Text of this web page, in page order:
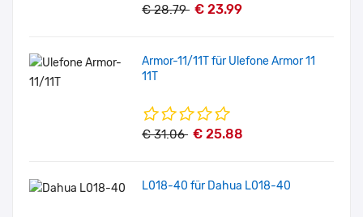
€ 28.79 € 23.99
Armor-11/11T für Ulefone Armor 11
11T
€ 31.06 € 25.88
L018-40 für Dahua L018-40